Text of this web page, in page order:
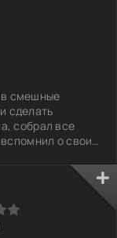
в смешные
сделать
собрал все
о своих
и началась
В другой раз
штаб под
заданий, но